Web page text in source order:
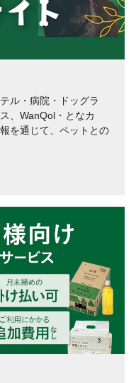
ル・病院・ドッグラ
、WanQol・となカ
を通じて、ペットとの